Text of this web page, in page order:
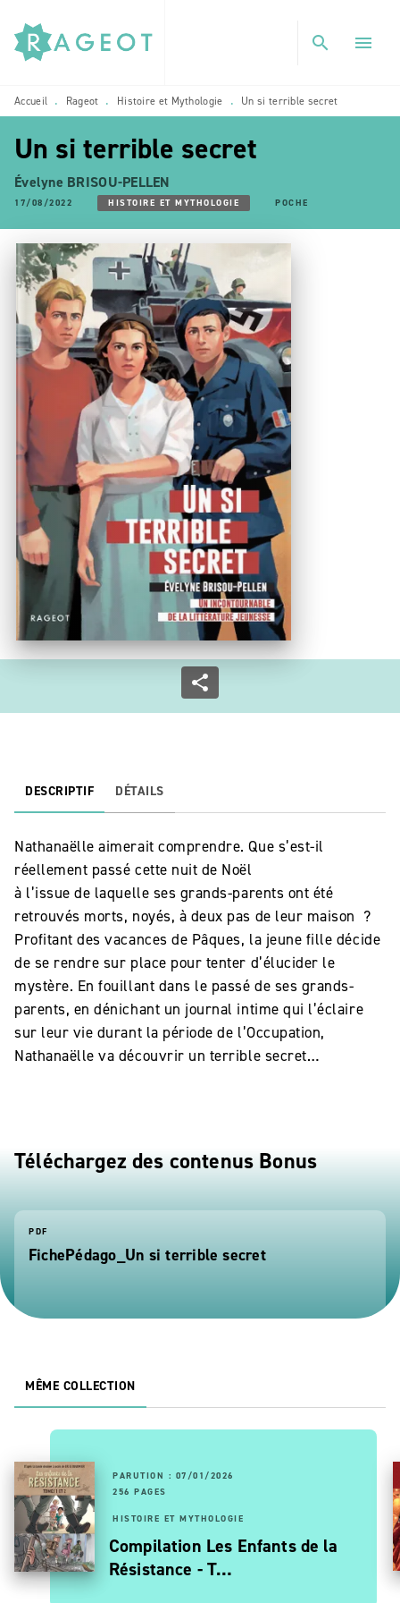
MENU RECHERCHE
PIED DE PAGE
search menu
Accueil • Rageot • Histoire et Mythologie • Un si terrible secret
Un si terrible secret
Évelyne BRISOU-PELLEN
17/08/2022 HISTOIRE ET MYTHOLOGIE POCHE
DESCRIPTIF DÉTAILS
Nathanaëlle aimerait comprendre. Que s’est-il
réellement passé cette nuit de Noël
à l’issue de laquelle ses grands-parents ont été
retrouvés morts, noyés, à deux pas de leur maison ?
Profitant des vacances de Pâques, la jeune fille décide
de se rendre sur place pour tenter d’élucider le
mystère. En fouillant dans le passé de ses grands-
parents, en dénichant un journal intime qui l’éclaire
sur leur vie durant la période de l’Occupation,
Nathanaëlle va découvrir un terrible secret…
Téléchargez des contenus Bonus
PDF
FichePédago_Un si terrible secret
MÊME COLLECTION
PARUTION : 07/01/2026
256 PAGES
HISTOIRE ET MYTHOLOGIE
Compilation Les Enfants de la
Résistance - T…